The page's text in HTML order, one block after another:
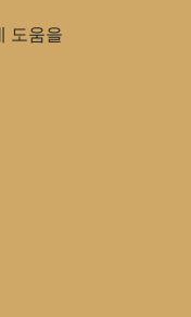
도움을